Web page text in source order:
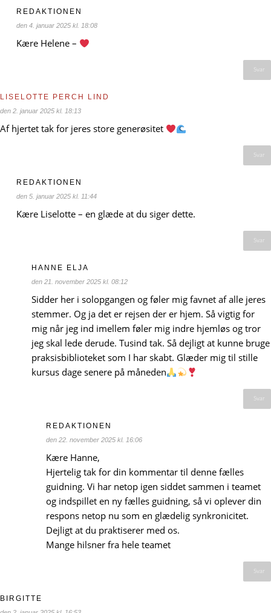
REDAKTIONEN
den 4. januar 2025 kl. 18:08
Kære Helene –
Svar
LISELOTTE PERCH LIND
den 2. januar 2025 kl. 18:13
Af hjertet tak for jeres store generøsitet
Svar
REDAKTIONEN
den 5. januar 2025 kl. 11:44
Kære Liselotte – en glæde at du siger dette.
Svar
HANNE ELJA
den 21. november 2025 kl. 08:12
Sidder her i solopgangen og føler mig favnet af alle jeres
stemmer. Og ja det er rejsen der er hjem. Så vigtig for
mig når jeg ind imellem føler mig indre hjemløs og tror
jeg skal lede derude. Tusind tak. Så dejligt at kunne bruge
praksisbiblioteket som I har skabt. Glæder mig til stille
kursus dage senere på måneden
Svar
REDAKTIONEN
den 22. november 2025 kl. 16:06
Kære Hanne,
Hjertelig tak for din kommentar til denne fælles
guidning. Vi har netop igen siddet sammen i teamet
og indspillet en ny fælles guidning, så vi oplever din
respons netop nu som en glædelig synkronicitet.
Dejligt at du praktiserer med os.
Mange hilsner fra hele teamet
Svar
BIRGITTE